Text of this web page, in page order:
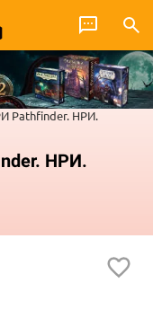
Pathfinder. НРИ.
НРИ.